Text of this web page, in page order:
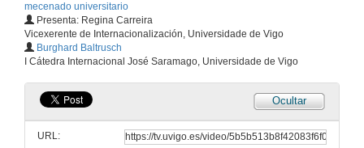
mecenado universitario
Presenta: Regina Carreira
Vicexerente de Internacionalización, Universidade de Vigo
Burghard Baltrusch
I Cátedra Internacional José Saramago, Universidade de Vigo
Ocultar
URL:
4 de maio de 2017
The project We are European CItizens (success story)
4 de maio de 2017